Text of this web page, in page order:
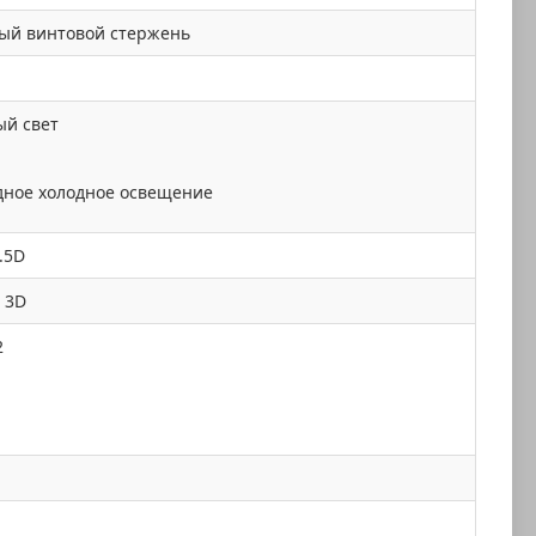
винтовой стержень
свет
холодное освещение